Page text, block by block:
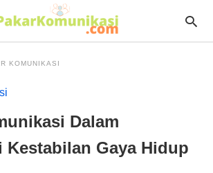
KOMUNIKASI
Dalam
Kestabilan Gaya Hidup